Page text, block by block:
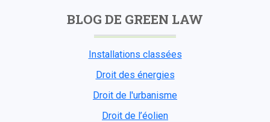
BLOG DE GREEN LAW
Installations classées
Droit des énergies
Droit de l'urbanisme
Droit de l’éolien